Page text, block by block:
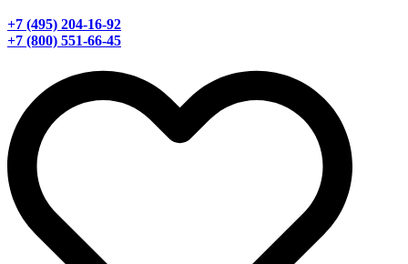
+7 (495) 204-16-92
+7 (800) 551-66-45